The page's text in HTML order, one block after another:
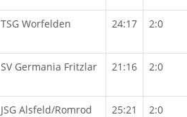
TSG Worfelden 24:17 2:0
SV Germania Fritzlar 21:16 2:0
JSG Alsfeld/Romrod 25:21 2:0